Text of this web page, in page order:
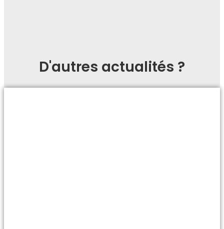
D'autres actualités ?